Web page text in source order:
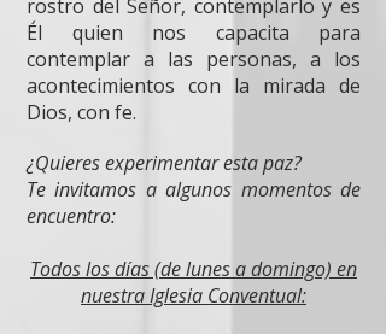
rostro del Señor, contemplarlo y es
Él quien nos capacita para
contemplar a las personas, a los
acontecimientos con la mirada de
Dios, con fe.
¿Quieres experimentar esta paz?
Te invitamos a algunos momentos de
encuentro:
Todos los días (de lunes a domingo) en
nuestra Iglesia Conventual: